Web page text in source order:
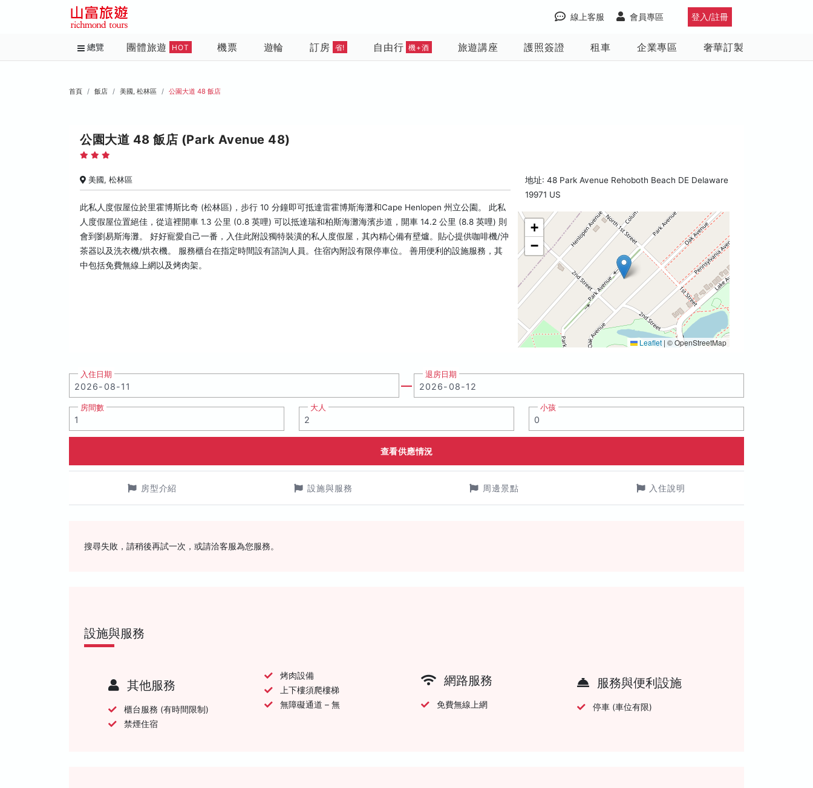
登入/註冊
會員專區
線上客服
總覽 團體旅遊 HOT 機票 遊輪 訂房 省! 自由行 機+酒 旅遊講座 護照簽證 租車 企業專區 奢華訂製
首頁 飯店 美國, 松林區 公園大道 48 飯店
公園大道 48 飯店 (Park Avenue 48)
美國, 松林區
此私人度假屋位於里霍博斯比奇 (松林區)，步行 10 分鐘即可抵達雷霍博斯海灘和Cape Henlopen 州立公園。 此私
人度假屋位置絕佳，從這裡開車 1.3 公里 (0.8 英哩) 可以抵達瑞和柏斯海灘海濱步道，開車 14.2 公里 (8.8 英哩) 則
會到劉易斯海灘。 好好寵愛自己一番，入住此附設獨特裝潢的私人度假屋，其內精心備有壁爐。貼心提供咖啡機/沖
茶器以及洗衣機/烘衣機。 服務櫃台在指定時間設有諮詢人員。住宿內附設有限停車位。 善用便利的設施服務，其
中包括免費無線上網以及烤肉架。
地址: 48 Park Avenue Rehoboth Beach DE Delaware
19971 US
+
−
Leaflet | © OpenStreetMap
入住日期 退房日期
房間數 大人 小孩
查看供應情況
房型介紹 設施與服務 周邊景點 入住說明
搜尋失敗，請稍後再試一次，或請洽客服為您服務。
設施與服務
其他服務
櫃台服務 (有時間限制)
禁煙住宿
烤肉設備
上下樓須爬樓梯
無障礙通道 – 無
網路服務
免費無線上網
服務與便利設施
停車 (車位有限)